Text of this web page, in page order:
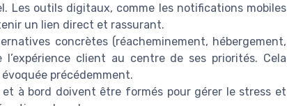
Les outils digitaux, comme les notifications mobiles
un lien direct et rassurant.
concrètes (réacheminement, hébergement,
client au centre de ses priorités. Cela
précédemment.
à bord doivent être formés pour gérer le stress et